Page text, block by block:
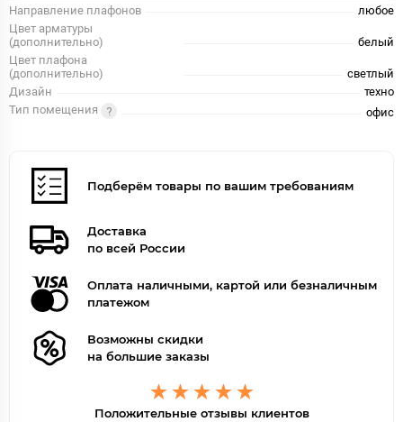
Направление плафонов
любое
Цвет арматуры
(дополнительно)
белый
Цвет плафона
(дополнительно)
светлый
Дизайн
техно
Тип помещения
офис
Подберём товары по вашим требованиям
Доставка
по всей России
Оплата наличными, картой или безналичным
платежом
Возможны скидки
на большие заказы
Положительные отзывы клиентов